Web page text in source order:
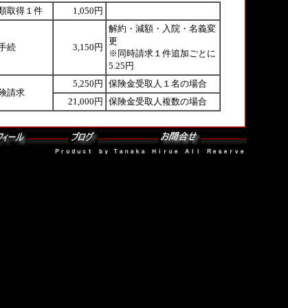
取得１件 1,050円
続 3,150円
解約・減額・入院・名義変
更
※同時請求１件追加ごとに
5.25円
請求
5,250円
保険金受取人１名の場合
21,000円
保険金受取人複数の場合